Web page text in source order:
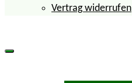
Vertrag widerrufen